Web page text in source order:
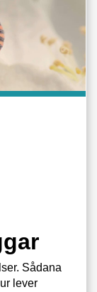
Sådana
lever